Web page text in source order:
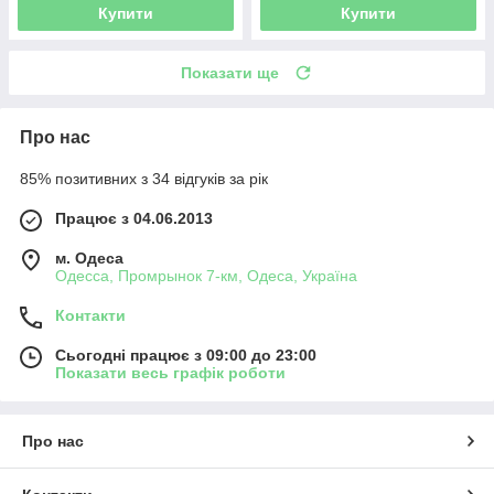
Купити Купити
Показати ще
Про нас
85% позитивних з 34 відгуків за рік
Працює з 04.06.2013
м. Одеса
Одесса, Промрынок 7-км, Одеса, Україна
Контакти
Сьогодні працює з 09:00 до 23:00
Показати весь графік роботи
Про нас